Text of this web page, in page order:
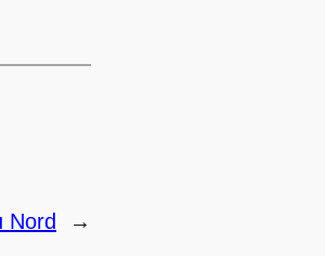
Nord →